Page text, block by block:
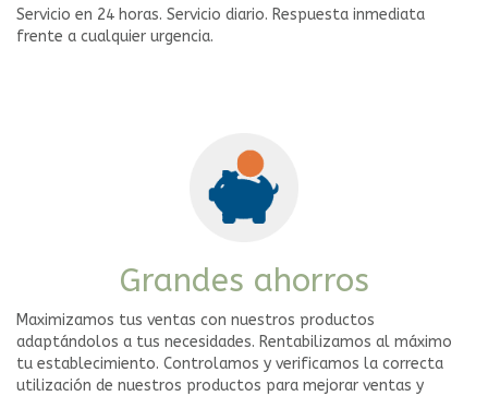
Servicio en 24 horas. Servicio diario. Respuesta inmediata
frente a cualquier urgencia.
Grandes ahorros
Maximizamos tus ventas con nuestros productos
adaptándolos a tus necesidades. Rentabilizamos al máximo
tu establecimiento. Controlamos y verificamos la correcta
utilización de nuestros productos para mejorar ventas y